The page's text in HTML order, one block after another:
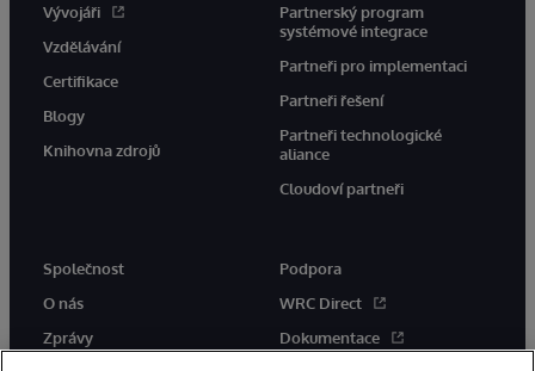
Vývojáři
Vzdělávání
Certifikace
Blogy
Knihovna zdrojů
Partnerský program
systémové integrace
Partneři pro implementaci
Partneři řešení
Partneři technologické
aliance
Cloudoví partneři
Společnost
O nás
Zprávy
Podpora
WRC Direct
Dokumentace